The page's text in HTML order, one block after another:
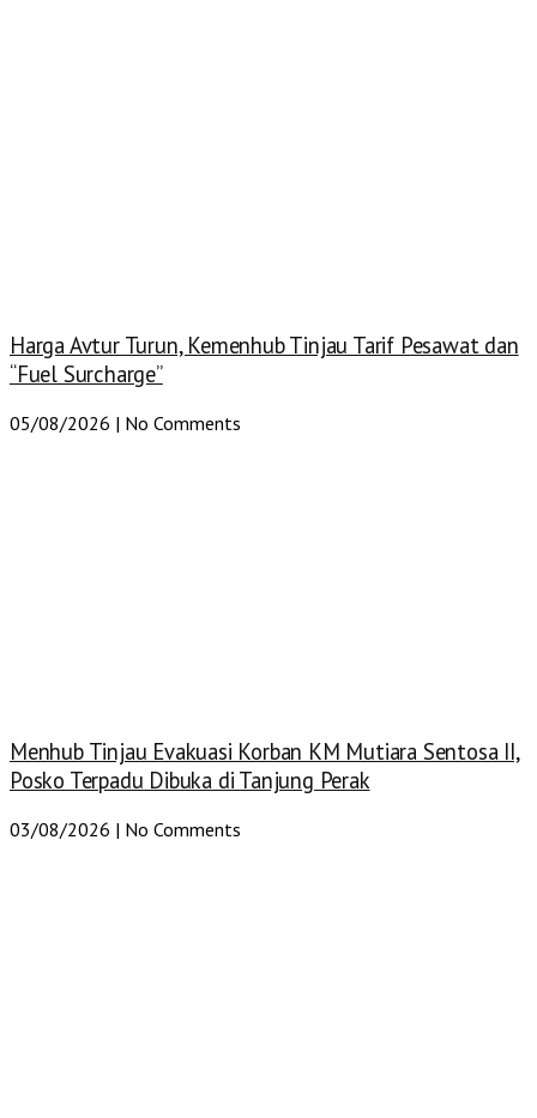
Harga Avtur Turun, Kemenhub Tinjau Tarif Pesawat dan
“Fuel Surcharge”
05/08/2026 No Comments
Menhub Tinjau Evakuasi Korban KM Mutiara Sentosa II,
Posko Terpadu Dibuka di Tanjung Perak
03/08/2026 No Comments